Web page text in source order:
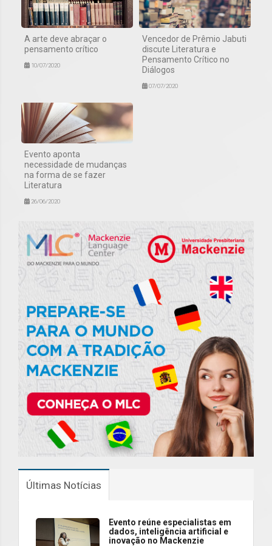
A arte deve abraçar o
pensamento crítico
10/07/2020
Vencedor de Prêmio Jabuti
discute Literatura e
Pensamento Crítico no
Diálogos
07/07/2020
Evento aponta
necessidade de mudanças
na forma de se fazer
Literatura
26/06/2020
Últimas Notícias
Evento reúne especialistas em
dados, inteligência artificial e
inovação no Mackenzie